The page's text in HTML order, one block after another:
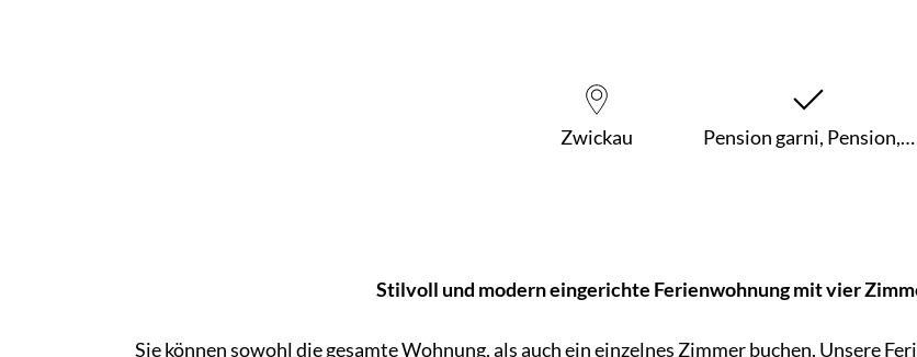
Zwickau Pension garni, Pension,…
Stilvoll und modern eingerichte Ferienwohnung mit vier
Sie können sowohl die gesamte Wohnung, als auch ein einzelnes Zimmer buchen. Unsere